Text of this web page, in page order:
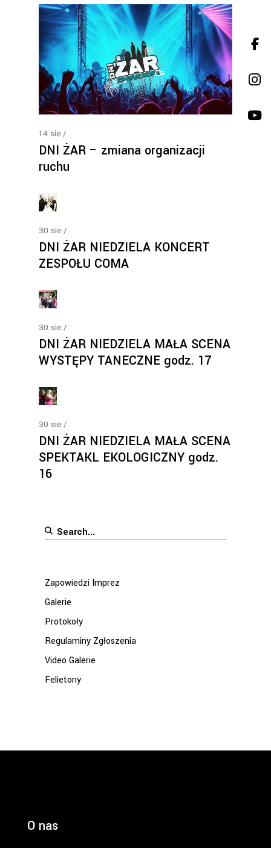
14 sie
DNI ŻAR – zmiana organizacji
ruchu
30 sie
DNI ŻAR NIEDZIELA KONCERT
ZESPOŁU COMA
30 sie
DNI ŻAR NIEDZIELA MAŁA SCENA
WYSTĘPY TANECZNE godz. 17
30 sie
DNI ŻAR NIEDZIELA MAŁA SCENA
SPEKTAKL EKOLOGICZNY godz.
16
Search
Zapowiedzi Imprez
Galerie
Protokoły
Regulaminy Zgłoszenia
Video Galerie
Felietony
O nas